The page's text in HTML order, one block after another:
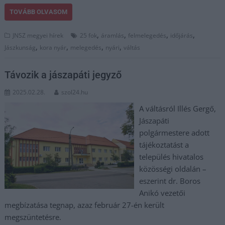
TOVÁBB OLVASOM
JNSZ megyei hírek 25 fok, áramlás, felmelegedés, időjárás,
Jászkunság, kora nyár, melegedés, nyári,váltás
Távozik a jászapáti jegyző
2025.02.28. szol24.hu
A váltásról Illés Gergő,
Jászapáti
polgármestere adott
tájékoztatást a
település hivatalos
közösségi oldalán –
eszerint dr. Boros
Anikó vezetői
megbízatása tegnap, azaz február 27-én került
megszüntetésre.